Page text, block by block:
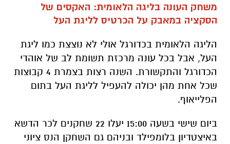
משחק העונה בליגה הלאומית: האקסים של
הסקציה במאבק על הכרטיס לליגת העל
הליגה הלאומית בכדורגל אולי לא נוצצת כמו ליגת
העל, אבל בכל עונה מרכזת תשומת לב של אוהדי
הכדורגל והתקשורת. השנה רצות בצמרת 4 קבוצות
שכל אחת מהן יכולה להעפיל לליגת העל בתום
הפלייאוף.
ביום שישי בשעה 15:00 יעלו 22 שחקנים לכר הדשא
באיצטדיון בלומפילד ובניהם גם השחקן הנס ציוני